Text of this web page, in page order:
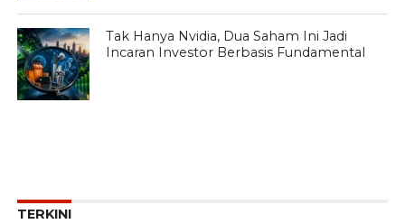
Tak Hanya Nvidia, Dua Saham Ini Jadi
Incaran Investor Berbasis Fundamental
TERKINI